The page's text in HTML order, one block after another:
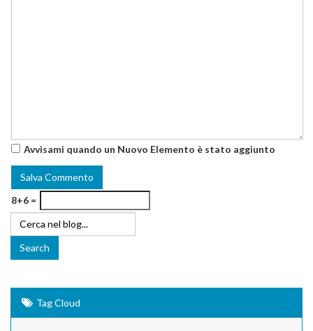
Avvisami quando un Nuovo Elemento è stato aggiunto
8+6 =
Tag Cloud